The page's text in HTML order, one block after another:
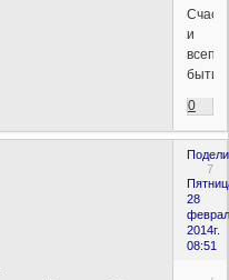
и
0
7
28
2014г.
08:51